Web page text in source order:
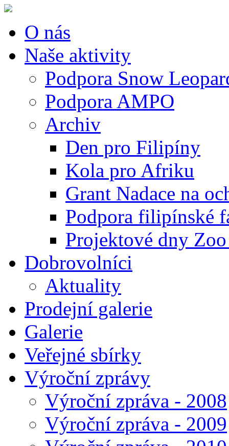
O nás
Naše aktivity
Podpora Snow
Podpora AMPO
Archiv
Den pro Filipíny
Kola pro Afriku
Grant Nadace na
Podpora filipínské
Projektové dny
Dobrovolníci
Aktuality
Prodejní galerie
Galerie
Veřejné sbírky
Výroční zprávy
Výroční zpráva - 2008
Výroční zpráva - 2009